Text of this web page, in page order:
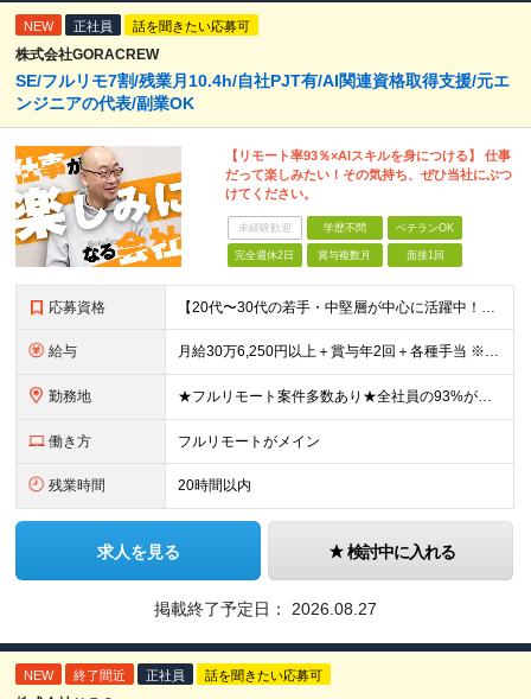
NEW 正社員 話を聞きたい応募可
株式会社GORACREW
SE/フルリモ7割/残業月10.4h/自社PJT有/AI関連資格取得支援/元エ
ンジニアの代表/副業OK
【リモート率93％×AIスキルを身につける】 仕事
だって楽しみたい！その気持ち、ぜひ当社にぶつ
けてください。
未経験歓迎 学歴不問 ベテランOK
完全週休2日 賞与複数月 面接1回
応募資格 【20代〜30代の若手・中堅層が中心に活躍中！】 ●何らかのシステム開発経験をお持ちの方（目安2年以上／言語不問） ●学歴不問 ★こんな方にピッタリ★ ・前職の組織体制に孤独を感じていた方 ・フルリ
給与 月給30万6,250円以上＋賞与年2回＋各種手当 ※経験・スキルを考慮の上、当社規定により優遇します。 ※上記金額には月12時間分の固定残業代(2万6,250円～)を含みます。超過分は全額別途支給し
勤務地 ★フルリモート案件多数あり★全社員の93%がリモート勤務を活用中 本社（東京都千代田区）または各プロジェクト先（東京・神奈川・千葉・埼玉など） 本社：東京都千代田区岩本町3丁目5−2 合人社東京秋葉
働き方 フルリモートがメイン
残業時間 20時間以内
求人を見る 検討中に入れる
掲載終了予定日： 2026.08.27
NEW 終了間近 正社員 話を聞きたい応募可